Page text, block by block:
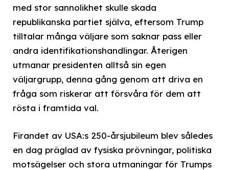
med stor sannolikhet skulle skada
republikanska partiet själva, eftersom Trump
tilltalar många väljare som saknar pass eller
andra identifikationshandlingar. Återigen
utmanar presidenten alltså sin egen
väljargrupp, denna gång genom att driva en
fråga som riskerar att försvåra för dem att
rösta i framtida val.
Firandet av USA:s 250-årsjubileum blev således
en dag präglad av fysiska prövningar, politiska
motsägelser och stora utmaningar för Trumps